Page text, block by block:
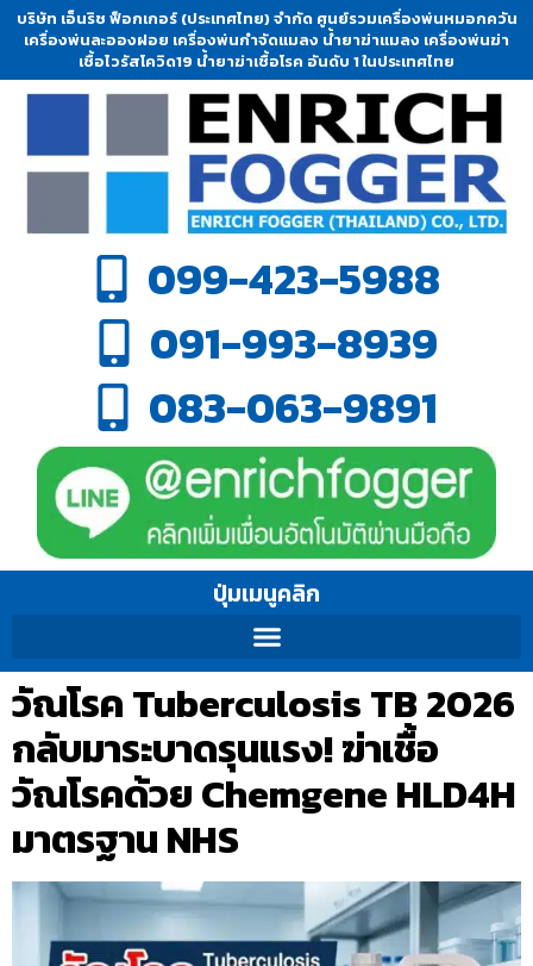
บริษัท เอ็นริช ฟ็อกเกอร์ (ประเทศไทย) จำกัด ศูนย์รวมเครื่องพ่นหมอกควัน
เครื่องพ่นละอองฝอย เครื่องพ่นกำจัดแมลง น้ำยาฆ่าแมลง เครื่องพ่นฆ่า
เชื้อไวรัสโควิด19 น้ำยาฆ่าเชื้อโรค อันดับ 1 ในประเทศไทย
099-423-5988
091-993-8939
083-063-9891
ปุ่มเมนูคลิก
วัณโรค Tuberculosis TB 2026
กลับมาระบาดรุนแรง! ฆ่าเชื้อ
วัณโรคด้วย Chemgene HLD4H
มาตรฐาน NHS